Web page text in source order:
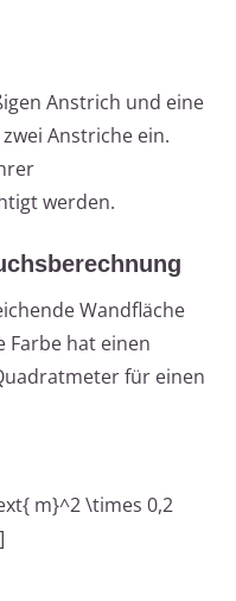
Anstrich und eine
Anstriche ein.
werden.
Wandfläche
Farbe hat einen
für einen
m}^2 \times 0,2